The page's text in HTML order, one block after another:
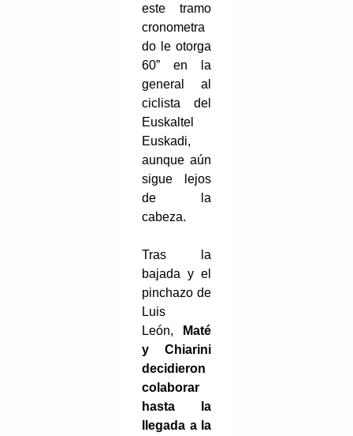
este tramo
cronometra
do le otorga
60” en la
general al
ciclista del
Euskaltel
Euskadi,
aunque aún
sigue lejos
de la
cabeza.
Tras la
bajada y el
pinchazo de
Luis
León,
Maté
y Chiarini
decidieron
colaborar
hasta la
llegada a la